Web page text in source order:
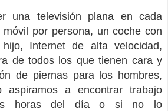
una televisión plana en cada
por persona, un coche con
Internet de alta velocidad,
de todos los que tienen cara y
de piernas para los hombres,
a encontrar trabajo
horas del día o si no lo